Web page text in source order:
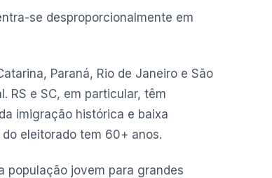
se desproporcionalmente em
Paraná, Rio de Janeiro e São
RS e SC, em particular, têm
imigração histórica e baixa
eleitorado tem 60+ anos.
população jovem para grandes